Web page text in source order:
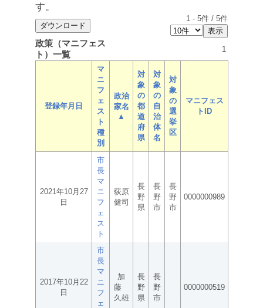
す。
1 - 5件 / 5件
政策（マニフェス
ト）一覧
1
登録年月日
マ
ニ
フ
ェ
ス
ト
種
別
政治
家名
▲
対
象
の
都
道
府
県
対
象
の
自
治
体
名
対
象
の
選
挙
区
マニフェス
トID
2021年10月27
日
市
長
マ
ニ
フ
ェ
ス
ト
荻原
健司
長
野
県
長
野
市
長
野
市
0000000989
2017年10月22
日
市
長
マ
ニ
フ
ェ
加
藤
久雄
長
野
県
長
野
市
0000000519